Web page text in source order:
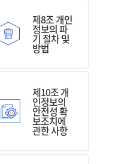
제8조 개인
정보의 파
기 절차 및
방법
제10조 개
인정보의
안전성 확
보조치에
관한 사항